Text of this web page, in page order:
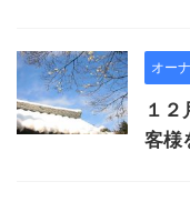
オー
１
客様